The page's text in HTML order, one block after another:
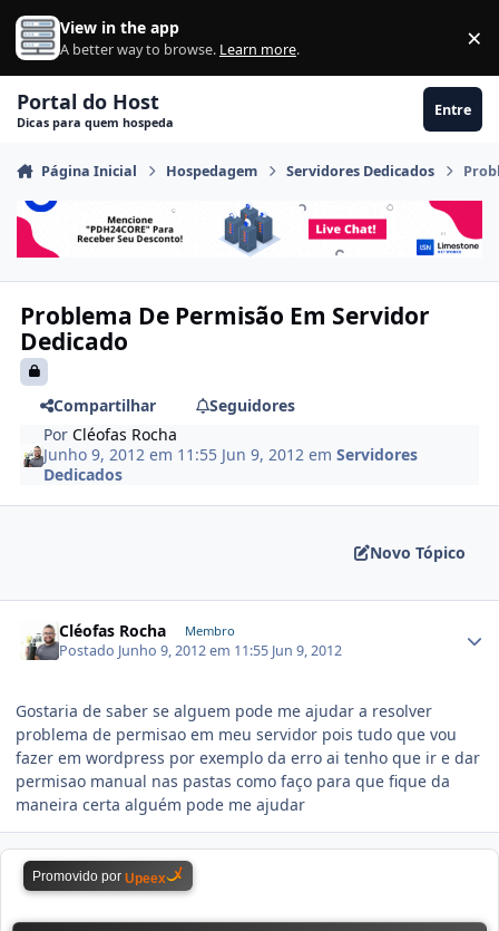
Ir para conteúdo
View in the app
A better way to browse. Learn more. ×
Portal do Host
Dicas para quem hospeda
Entre
Página Inicial Hospedagem Servidores Dedicados
Problema De Permisão Em Servidor
Dedicado
Compartilhar
Seguidores
PorCléofas Rocha
Junho 9, 2012 em 11:55 Jun 9, 2012 emServidores
Dedicados
Novo Tópico
Cléofas Rocha Membro
Postado Junho 9, 2012 em 11:55 Jun 9, 2012
Gostaria de saber se alguem pode me ajudar a resolver
problema de permisao em meu servidor pois tudo que vou
fazer em wordpress por exemplo da erro ai tenho que ir e dar
permisao manual nas pastas como faço para que fique da
maneira certa alguém pode me ajudar